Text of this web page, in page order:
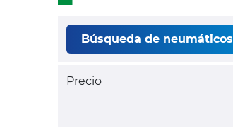
Búsqueda de neumáticos
Precio